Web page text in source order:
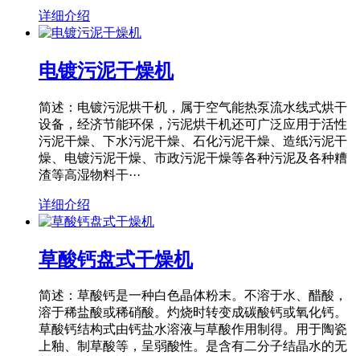
详细介绍
电镀污泥干燥机
简述：电镀污泥烘干机，属于空气能热泵流水线式烘干
设备，经济节能环保，污泥烘干机还可广泛应用于活性
污泥干燥、下水污泥干燥、石化污泥干燥、造纸污泥干
燥、电镀污泥干燥、市政污泥干燥等各种污泥及各种糟
渣等高湿物料干···
详细介绍
草酸钙盘式干燥机
简述：草酸钙是一种白色晶体粉末。不溶于水、醋酸，
溶于稀盐酸或稀硝酸。灼烧时转变成碳酸钙或氧化钙。
草酸钙结构式由钙盐水溶液与草酸作用制得。用于陶瓷
上釉、制草酸等，呈弱酸性。是含有二分子结晶水的无